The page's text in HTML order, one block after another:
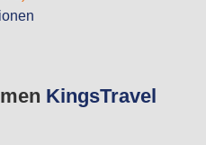
KingsTravel